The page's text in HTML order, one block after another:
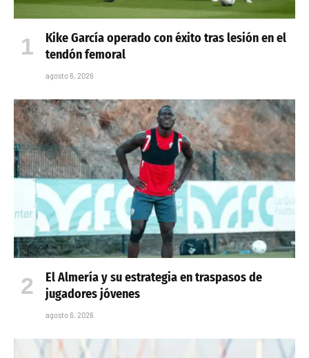
Kike García operado con éxito tras lesión en el
tendón femoral
agosto 6, 2026
El Almería y su estrategia en traspasos de
jugadores jóvenes
agosto 6, 2026